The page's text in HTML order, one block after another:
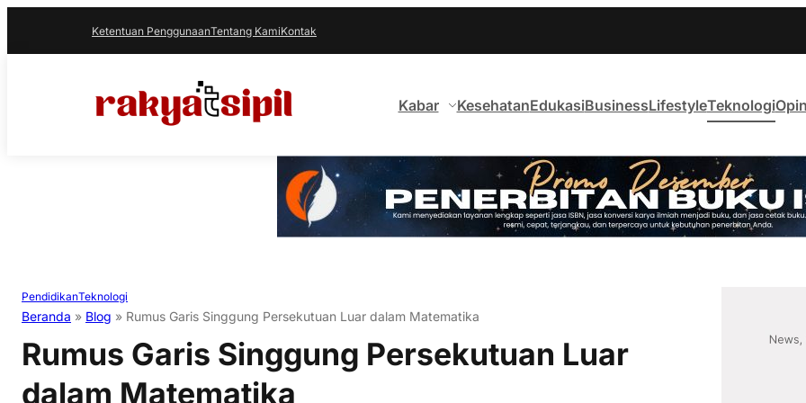
Ketentuan PenggunaanTentang KamiKontak
Kabar KesehatanEdukasiBusinessLifestyleTeknologi
PendidikanTeknologi
Beranda » Blog » Rumus Garis Singgung Persekutuan Luar dalam Matematika
Rumus Garis Singgung Persekutuan Luar
dalam Matematika